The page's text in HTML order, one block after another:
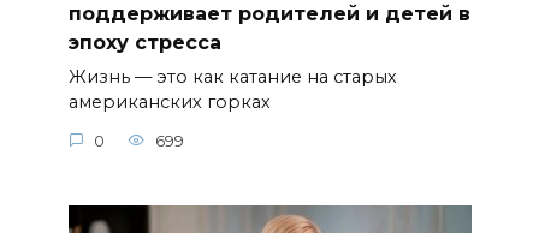
поддерживает родителей и детей в
эпоху стресса
Жизнь — это как катание на старых
американских горках
0 699